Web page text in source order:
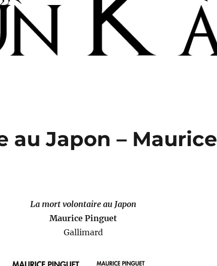
au Japon – Maurice
La mort volontaire au Japon
Maurice Pinguet
Gallimard